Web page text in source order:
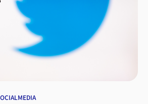
록한 데 이어 엑손모빌, BP 등 관련 기업들이 3%
뉴욕상업거래소에서 거래된 10월물
격은 5% 이상 급등했다.백신 관련 기업들의
정식 승인을 받은 화이자(티커: PFE)는
달러에 거래를 마쳤다. 암 치료제 제조사인
달러에 인수하겠다는 발표도 호재로 작용했다.또
9.58%나 급등한 33.42달러를 기록했고, 모더나
식 승인 기대 여파로 7% 이상 급등한
1% 이상 상승세를 보였다. 특히 지난 주말 AI